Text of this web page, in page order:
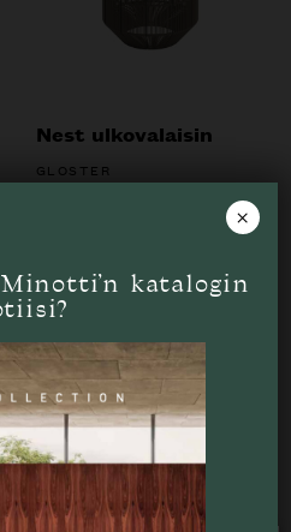
Nest ulkovalaisin
GLOSTER
ALK.1264€
myös
katalogin
×